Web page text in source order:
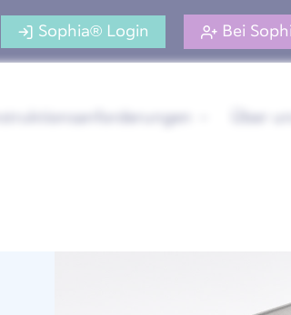
Sophia® Login Bei